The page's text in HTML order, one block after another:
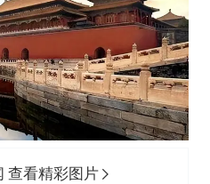
查看精彩图片